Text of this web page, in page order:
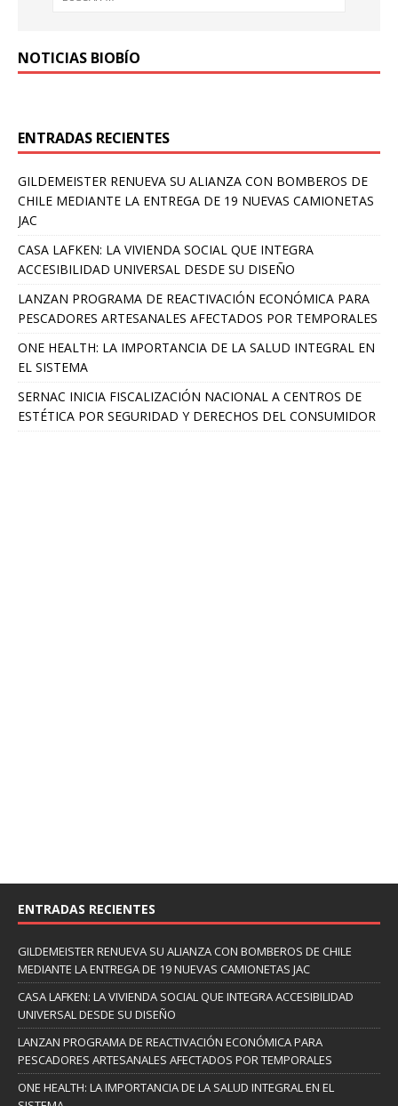
NOTICIAS BIOBÍO
ENTRADAS RECIENTES
GILDEMEISTER RENUEVA SU ALIANZA CON BOMBEROS DE
CHILE MEDIANTE LA ENTREGA DE 19 NUEVAS CAMIONETAS
JAC
CASA LAFKEN: LA VIVIENDA SOCIAL QUE INTEGRA
ACCESIBILIDAD UNIVERSAL DESDE SU DISEÑO
LANZAN PROGRAMA DE REACTIVACIÓN ECONÓMICA PARA
PESCADORES ARTESANALES AFECTADOS POR TEMPORALES
ONE HEALTH: LA IMPORTANCIA DE LA SALUD INTEGRAL EN
EL SISTEMA
SERNAC INICIA FISCALIZACIÓN NACIONAL A CENTROS DE
ESTÉTICA POR SEGURIDAD Y DERECHOS DEL CONSUMIDOR
ENTRADAS RECIENTES
GILDEMEISTER RENUEVA SU ALIANZA CON BOMBEROS DE CHILE
MEDIANTE LA ENTREGA DE 19 NUEVAS CAMIONETAS JAC
CASA LAFKEN: LA VIVIENDA SOCIAL QUE INTEGRA ACCESIBILIDAD
UNIVERSAL DESDE SU DISEÑO
LANZAN PROGRAMA DE REACTIVACIÓN ECONÓMICA PARA
PESCADORES ARTESANALES AFECTADOS POR TEMPORALES
ONE HEALTH: LA IMPORTANCIA DE LA SALUD INTEGRAL EN EL